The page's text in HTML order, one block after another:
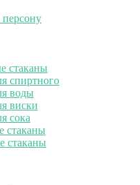
стаканы
спиртного
воды
виски
сока
стаканы
стаканы